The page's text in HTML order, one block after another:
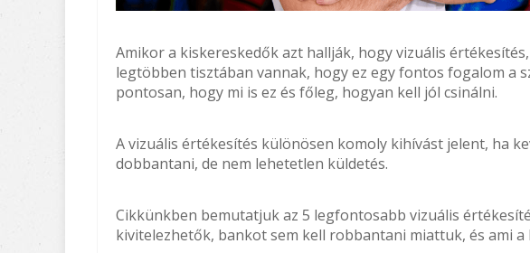
Amikor a kiskereskedők azt hallják, hogy vizuális
legtöbben tisztában vannak, hogy ez egy fontos fogalom a
pontosan, hogy mi is ez és főleg, hogyan kell jól csinálni.
A vizuális értékesítés különösen komoly kihívást jelent, ha
dobbantani, de nem lehetetlen küldetés.
Cikkünkben bemutatjuk az 5 legfontosabb vizuális
kivitelezhetők, bankot sem kell robbantani miattuk, és ami